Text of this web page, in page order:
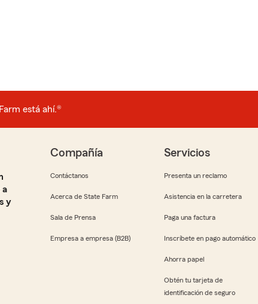
está ahí.®
a
y
Compañía
Contáctanos
Acerca de State Farm
Sala de Prensa
Empresa a empresa (B2B)
Servicios
Presenta un reclamo
Asistencia en la carretera
Paga una factura
Inscríbete en pago automático
Ahorra papel
Obtén tu tarjeta de
identificación de seguro